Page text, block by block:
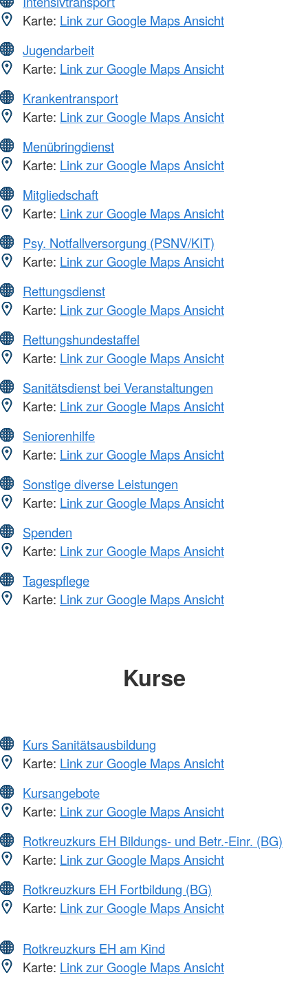
Karte: Link zur Google Maps Ansicht
Jugendarbeit
Karte: Link zur Google Maps Ansicht
Krankentransport
Karte: Link zur Google Maps Ansicht
Menübringdienst
Karte: Link zur Google Maps Ansicht
Mitgliedschaft
Karte: Link zur Google Maps Ansicht
Psy. Notfallversorgung (PSNV/KIT)
Karte: Link zur Google Maps Ansicht
Rettungsdienst
Karte: Link zur Google Maps Ansicht
Rettungshundestaffel
Karte: Link zur Google Maps Ansicht
Sanitätsdienst bei Veranstaltungen
Karte: Link zur Google Maps Ansicht
Seniorenhilfe
Karte: Link zur Google Maps Ansicht
Sonstige diverse Leistungen
Karte: Link zur Google Maps Ansicht
Spenden
Karte: Link zur Google Maps Ansicht
Tagespflege
Karte: Link zur Google Maps Ansicht
Kurse
Kurs Sanitätsausbildung
Karte: Link zur Google Maps Ansicht
Kursangebote
Karte: Link zur Google Maps Ansicht
Rotkreuzkurs EH Bildungs- und Betr.-Einr. (BG)
Karte: Link zur Google Maps Ansicht
Rotkreuzkurs EH Fortbildung (BG)
Karte: Link zur Google Maps Ansicht
Rotkreuzkurs EH am Kind
Karte: Link zur Google Maps Ansicht